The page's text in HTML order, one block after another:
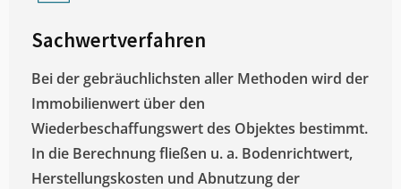
Sachwertverfahren
Bei der gebräuchlichsten aller Methoden wird der
Immobilienwert über den
Wiederbeschaffungswert des Objektes bestimmt.
In die Berechnung fließen u. a. Bodenrichtwert,
Herstellungskosten und Abnutzung der